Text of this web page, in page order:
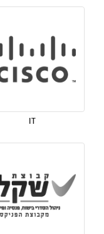
IT